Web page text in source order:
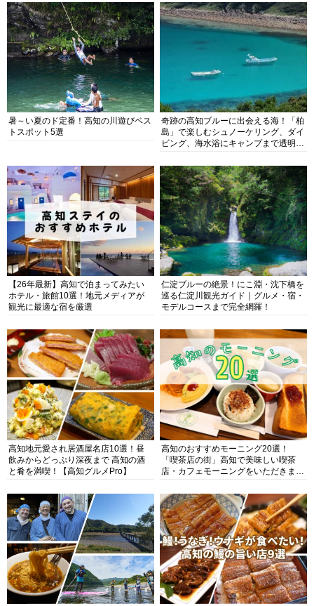
暑～い夏のド定番！高知の川遊びベス
トスポット5選
奇跡の高知ブルーに出会える海！「柏
島」で楽しむシュノーケリング、ダイ
ビング、海水浴にキャンプまで透明度
【26年最新】高知で泊まってみたい
ホテル・旅館10選！地元メディアが
観光に最適な宿を厳選
仁淀ブルーの絶景！にこ淵・沈下橋を
巡る仁淀川観光ガイド｜グルメ・宿・
モデルコースまで完全網羅！
高知地元愛され居酒屋名店10選！昼
飲みからどっぷり深夜まで 高知の酒
と肴を満喫！【高知グルメPro】
高知のおすすめモーニング20選！
「喫茶店の街」高知で美味しい喫茶
店・カフェモーニングをいただきま